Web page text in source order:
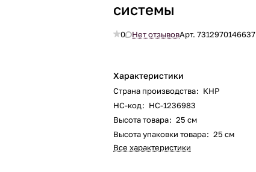
системы
0 Нет отзывовАрт.7312970146637
Характеристики
Страна производства: КНР
НС-код: НС-1236983
Высота товара: 25 см
Высота упаковки товара: 25 см
Все характеристики